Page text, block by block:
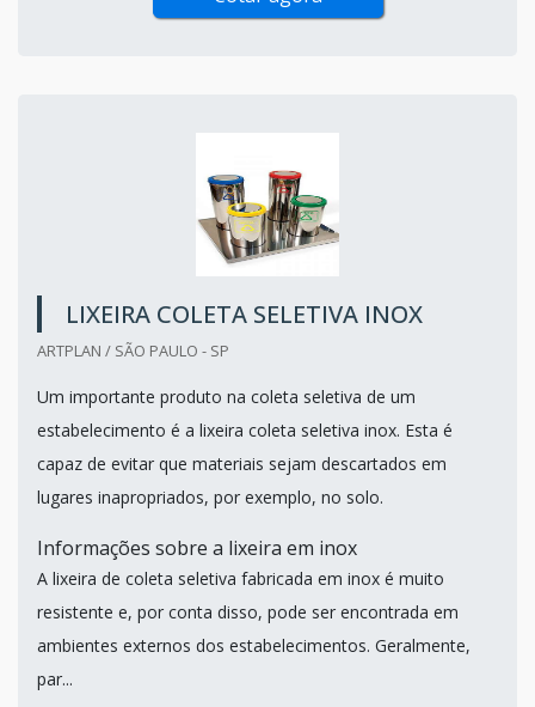
LIXEIRA COLETA SELETIVA INOX
ARTPLAN / SÃO PAULO - SP
Um importante produto na coleta seletiva de um
estabelecimento é a lixeira coleta seletiva inox. Esta é
capaz de evitar que materiais sejam descartados em
lugares inapropriados, por exemplo, no solo.
Informações sobre a lixeira em inox
A lixeira de coleta seletiva fabricada em inox é muito
resistente e, por conta disso, pode ser encontrada em
ambientes externos dos estabelecimentos. Geralmente,
par...